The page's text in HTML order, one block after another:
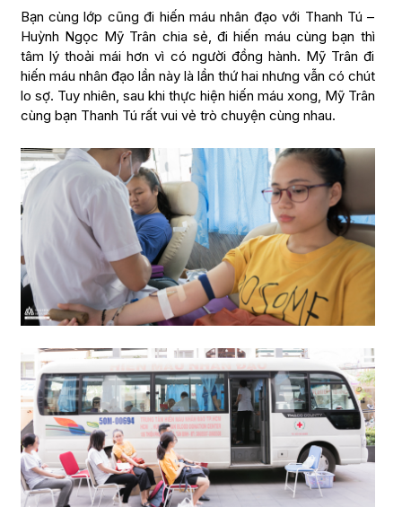
Bạn cùng lớp cũng đi hiến máu nhân đạo với Thanh Tú –
Huỳnh Ngọc Mỹ Trân chia sẻ, đi hiến máu cùng bạn thì
tâm lý thoải mái hơn vì có người đồng hành. Mỹ Trân đi
hiến máu nhân đạo lần này là lần thứ hai nhưng vẫn có chút
lo sợ. Tuy nhiên, sau khi thực hiện hiến máu xong, Mỹ Trân
cùng bạn Thanh Tú rất vui vẻ trò chuyện cùng nhau.